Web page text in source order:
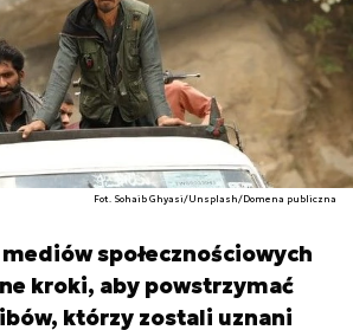
Fot. Sohaib Ghyasi/Unsplash/Domena publiczna
społecznościowych
kroki, aby powstrzymać
którzy zostali uznani